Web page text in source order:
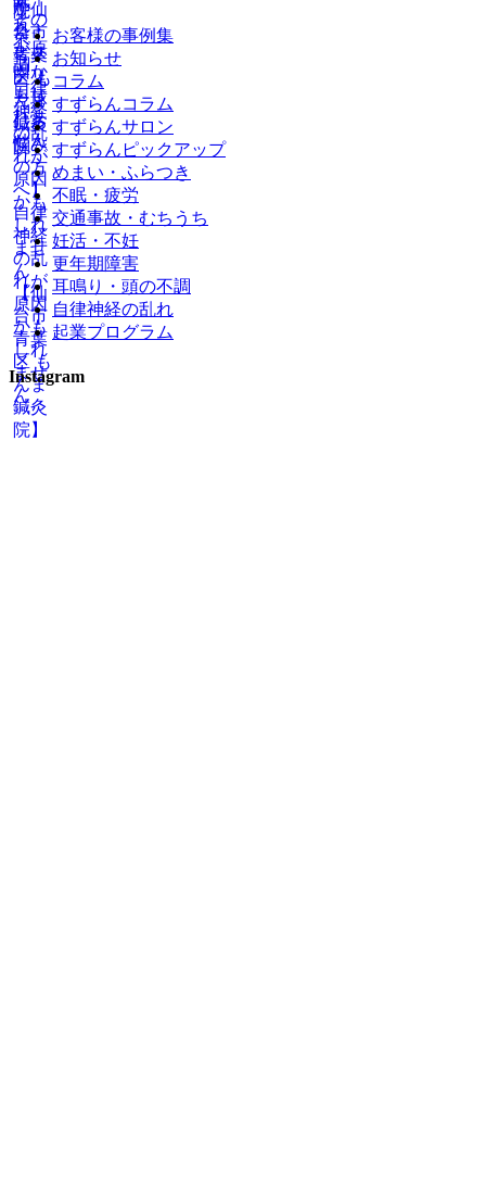
お客様の事例集
お知らせ
コラム
すずらんコラム
すずらんサロン
すずらんピックアップ
めまい・ふらつき
不眠・疲労
交通事故・むちうち
妊活・不妊
更年期障害
耳鳴り・頭の不調
自律神経の乱れ
起業プログラム
Instagram